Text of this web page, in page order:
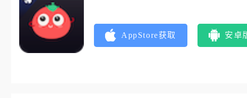
AppStore获取 安卓